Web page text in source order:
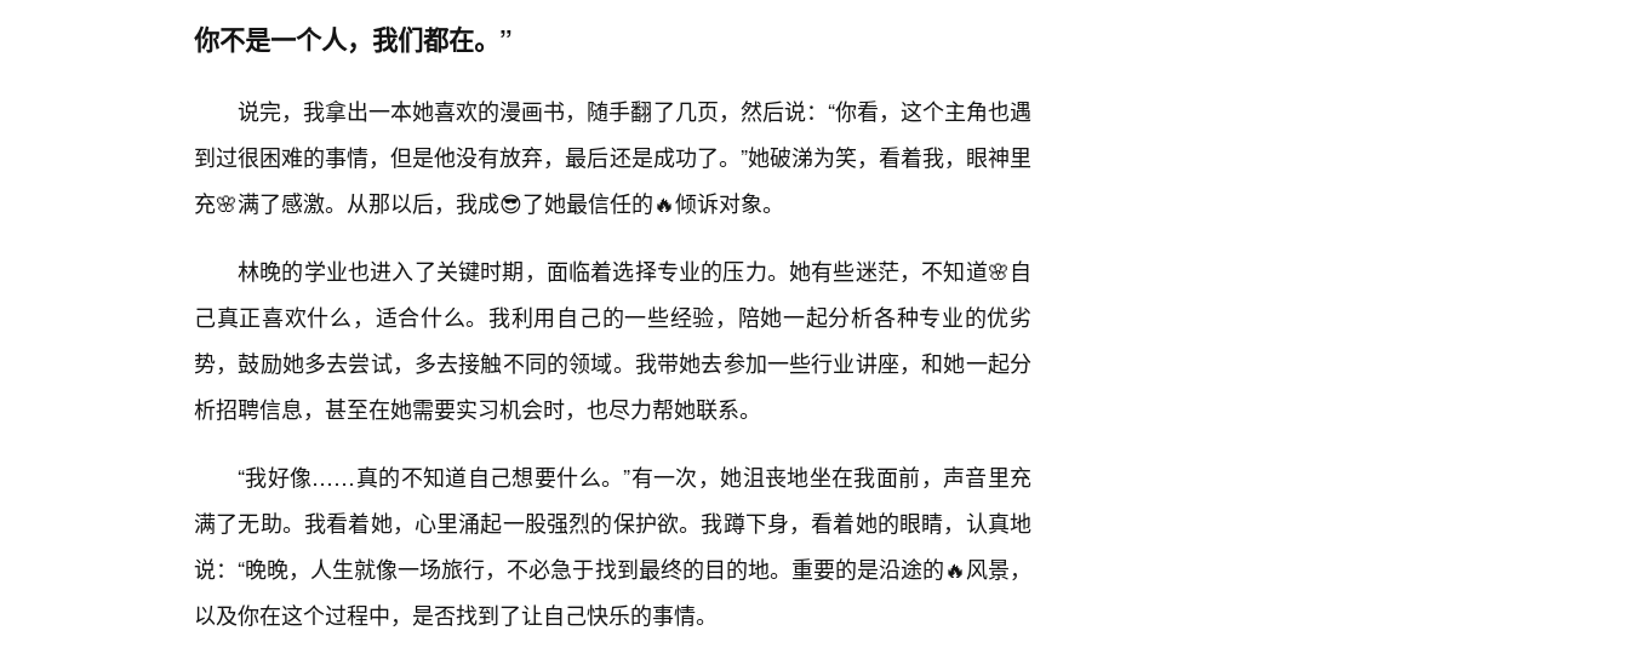
你不是一个人，我们都在。”
说完，我拿出一本她喜欢的漫画书，随手翻了几页，然后说：“你看，这个主角也遇
到过很困难的事情，但是他没有放弃，最后还是成功了。”她破涕为笑，看着我，眼神里
充🌸满了感激。从那以后，我成😎了她最信任的🔥倾诉对象。
林晚的学业也进入了关键时期，面临着选择专业的压力。她有些迷茫，不知道🌸自
己真正喜欢什么，适合什么。我利用自己的一些经验，陪她一起分析各种专业的优劣
势，鼓励她多去尝试，多去接触不同的领域。我带她去参加一些行业讲座，和她一起分
析招聘信息，甚至在她需要实习机会时，也尽力帮她联系。
“我好像……真的不知道自己想要什么。”有一次，她沮丧地坐在我面前，声音里充
满了无助。我看着她，心里涌起一股强烈的保护欲。我蹲下身，看着她的眼睛，认真地
说：“晚晚，人生就像一场旅行，不必急于找到最终的目的地。重要的是沿途的🔥风景，
以及你在这个过程中，是否找到了让自己快乐的事情。